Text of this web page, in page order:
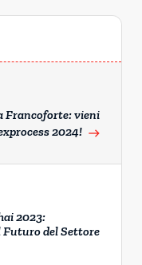
Francoforte: vieni
2024! east
2023:
del Settore